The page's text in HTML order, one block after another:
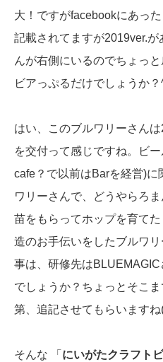
大！ですがfacebookにあっ
記載されてますが2019ver.
んが右側にいるのでちょっ
ビアっぷるだけでしょうか？
はい、このブルワリーさん
を交付って感じですね。ビ
cafe？で以前はBarを経営)
ワリーさんで、どうやらろ
苗をもらってホップを育て
造のお手伝いをしたブルワ
事は、研修先は
でしょうか？ちょっとそこ
第、追記させてもらいます
そんな 「 にいがたクラフト